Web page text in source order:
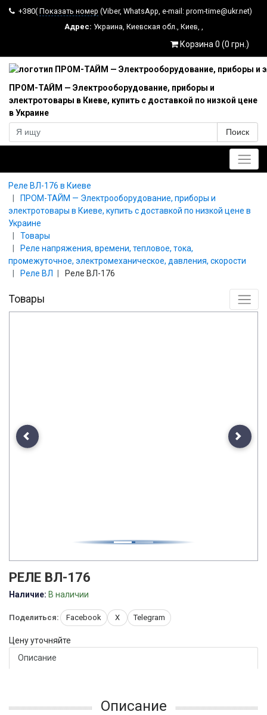
+380( Показать номер (Viber, WhatsApp, e-mail: prom-time@ukr.net)
Адрес: Украина, Киевская обл., Киев, ,
Корзина 0 (0 грн.)
ПРОМ-ТАЙМ — Электрооборудование, приборы и
электротовары в Киеве, купить с доставкой по низкой цене
в Украине
Поиск
Реле ВЛ-176 в Киеве
ПРОМ-ТАЙМ — Электрооборудование, приборы и
электротовары в Киеве, купить с доставкой по низкой цене в
Украине
Товары
Реле напряжения, времени, тепловое, тока,
промежуточное, электромеханическое, давления, скорости
Реле ВЛ
Реле ВЛ-176
Товары
Previous Next
РЕЛЕ ВЛ-176
Наличие: В наличии
Поделиться: Facebook X Telegram
Цену уточняйте
Описание
Описание